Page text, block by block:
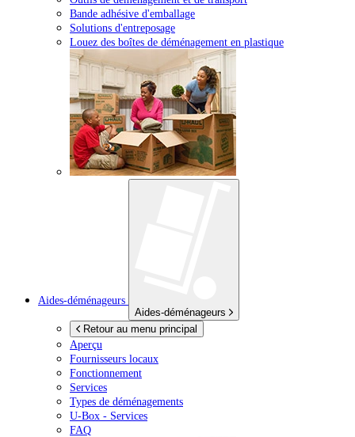
Bande adhésive d'emballage
Solutions d'entreposage
Louez des boîtes de déménagement en plastique
Aides-déménageurs
Aides-déménageurs
Retour au menu principal
Aperçu
Fournisseurs locaux
Fonctionnement
Services
Types de déménagements
U-Box - Services
FAQ